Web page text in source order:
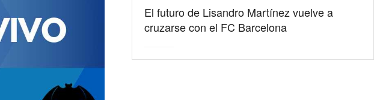
El futuro de Lisandro Martínez vuelve a
cruzarse con el FC Barcelona